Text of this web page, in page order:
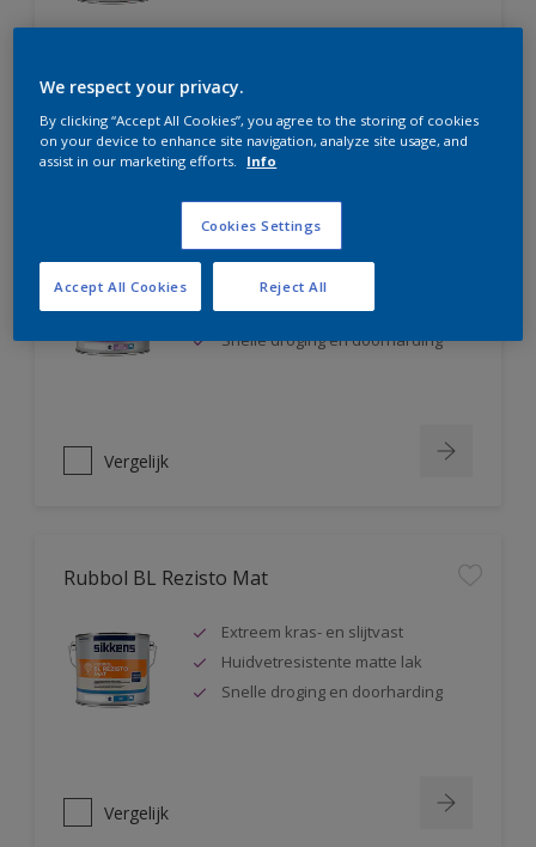
Rubbol BL Rezisto Satin
Extreem kras- en slijtvast
Huidvetresistente zijdeglanslak
Snelle droging en doorharding
Vergelijk
Rubbol BL Rezisto Mat
Extreem kras- en slijtvast
Huidvetresistente matte lak
Snelle droging en doorharding
Vergelijk
We respect your privacy.
By clicking “Accept All Cookies”, you agree to the storing of cookies
on your device to enhance site navigation, analyze site usage, and
assist in our marketing efforts.
Info
Cookies Settings
Reject All
Accept All Cookies